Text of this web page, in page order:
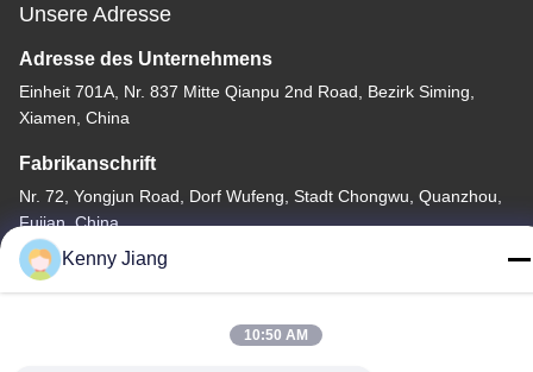
Unsere Adresse
Adresse des Unternehmens
Einheit 701A, Nr. 837 Mitte Qianpu 2nd Road, Bezirk Siming,
Xiamen, China
Fabrikanschrift
Nr. 72, Yongjun Road, Dorf Wufeng, Stadt Chongwu, Quanzhou,
Fujian, China
Tel. Kenny Jiang
10:50 AM